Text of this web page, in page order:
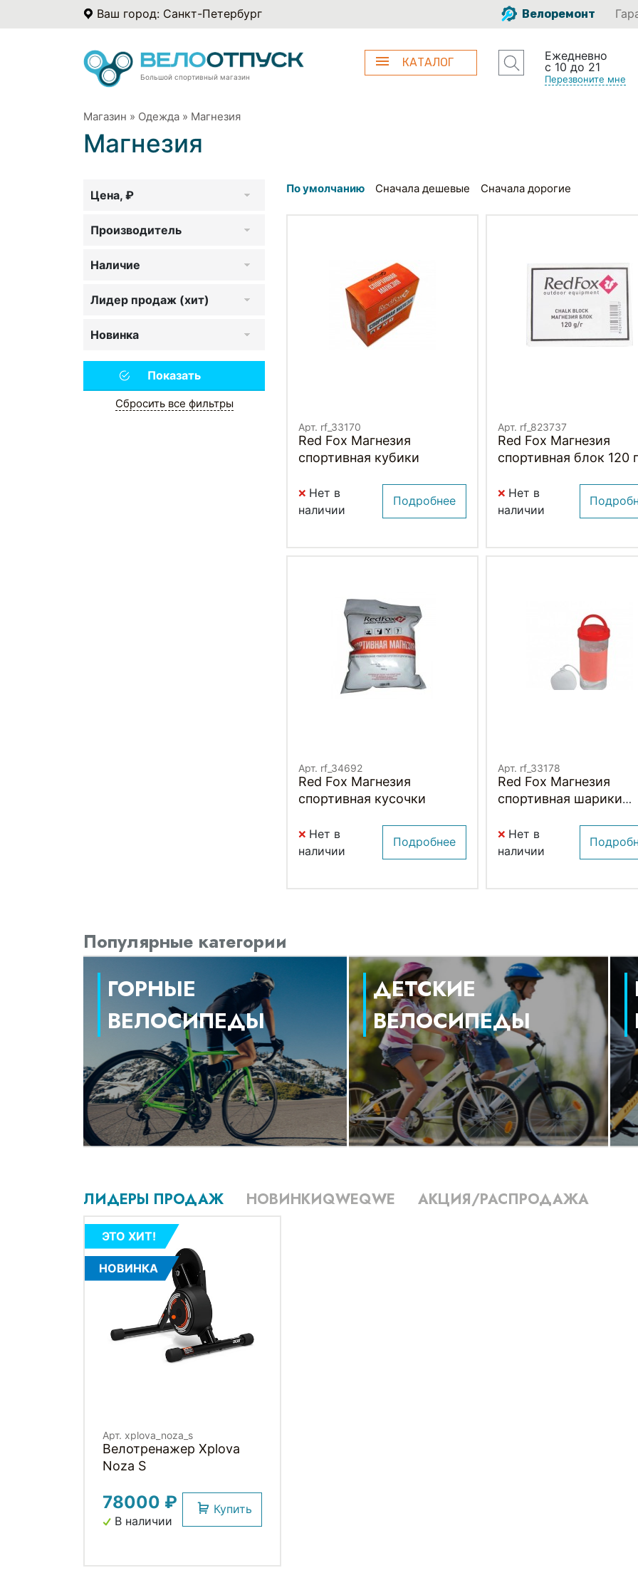
Ваш город: Санкт-Петербург Велоремонт
Большой спортивный магазин
КАТАЛОГ
Ежедневно
с 10 до 21
Перезвоните мне
Магазин » Одежда » Магнезия
Магнезия
Цена, ₽
Производитель
Наличие
Лидер продаж (хит)
Новинка
Сбросить все фильтры
По умолчанию Сначала дешевые Сначала дорогие
Арт. rf_33170
Red Fox Магнезия
спортивная кубики
Нет в
наличии
Подробнее
Арт. rf_823737
Red Fox Магнезия
спортивная блок 120
Нет в
наличии
Арт. rf_34692
Red Fox Магнезия
спортивная кусочки
Нет в
наличии
Подробнее
Арт. rf_33178
Red Fox Магнезия
спортивная шарики
Нет в
наличии
Популярные категории
ГОРНЫЕ
ВЕЛОСИПЕДЫ
ДЕТСКИЕ
ВЕЛОСИПЕДЫ
ЛИДЕРЫ ПРОДАЖ НОВИНКИQWEQWE АКЦИЯ/РАСПРОДАЖА
ЭТО ХИТ!
НОВИНКА
Арт. xplova_noza_s
Велотренажер Xplova
Noza S
78000 ₽
В наличии
Купить